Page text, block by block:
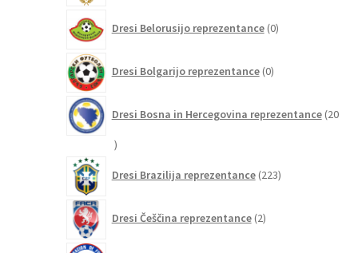
Dresi Belorusijo reprezentance 0izdelkov
Dresi Bolgarijo reprezentance 0izdelkov
Dresi Bosna in Hercegovina reprezentance 20
20
Dresi Brazilija reprezentance 223izdelkov
Dresi Češčina reprezentance 2izdelka